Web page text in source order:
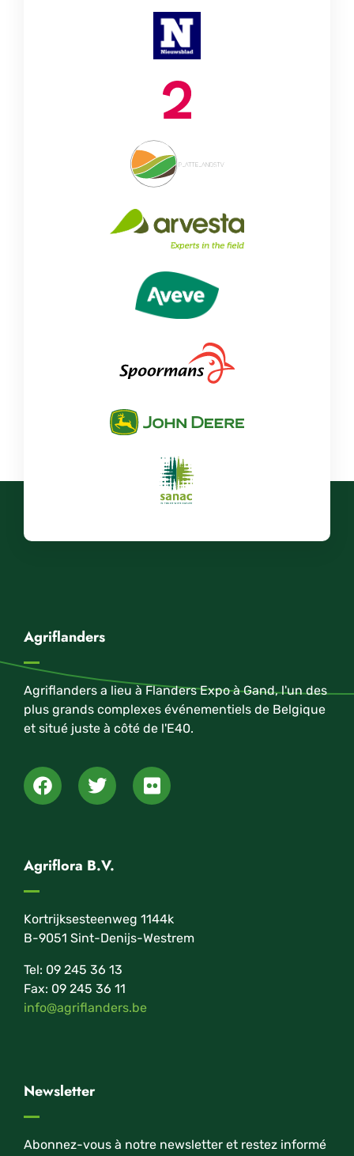
Agriflanders
Agriflanders a lieu à Flanders Expo à Gand, l'un des
plus grands complexes événementiels de Belgique
et situé juste à côté de l'E40.
Agriflora B.V.
Kortrijksesteenweg 1144k
B-9051 Sint-Denijs-Westrem
Tel: 09 245 36 13
Fax: 09 245 36 11
info@agriflanders.be
Newsletter
Abonnez-vous à notre newsletter et restez informé